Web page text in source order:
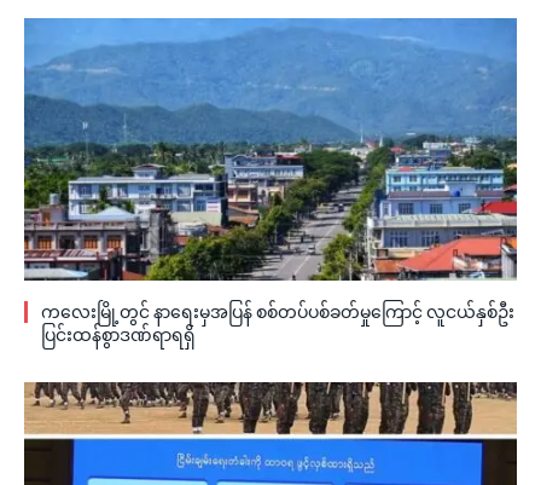
ကလေးမြို့တွင် နာရေးမှအပြန် စစ်တပ်ပစ်ခတ်မှုကြောင့် လူငယ်နှစ်ဦး
ပြင်းထန်စွာဒဏ်ရာရရှိ